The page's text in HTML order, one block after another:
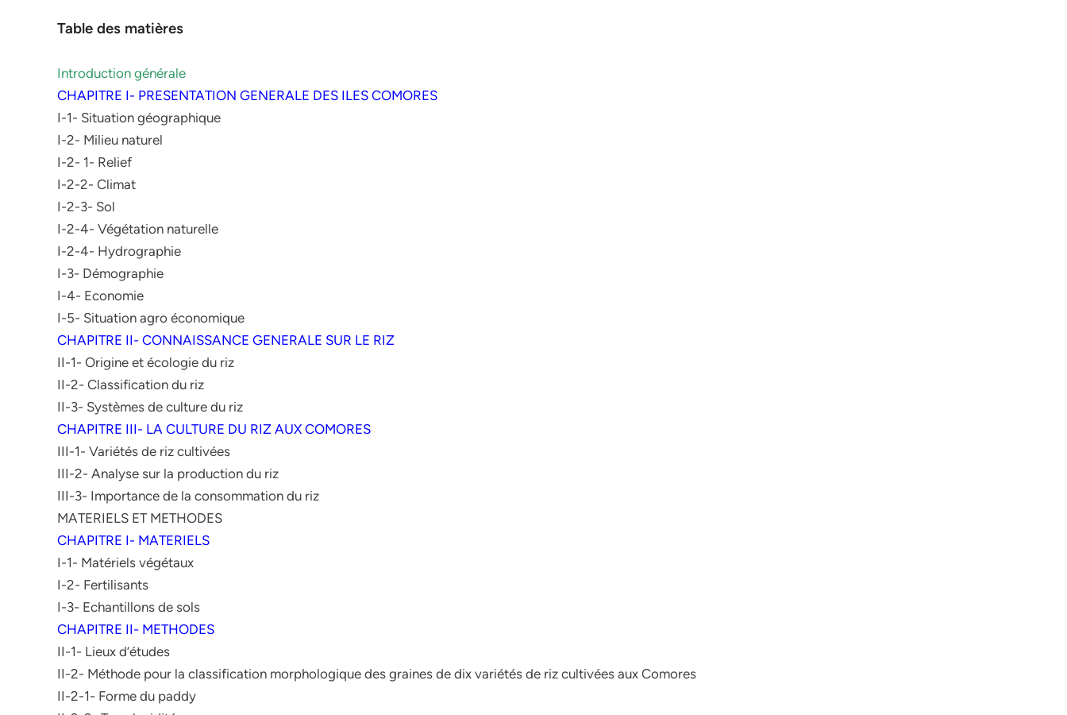
Table des matières
Introduction générale
CHAPITRE I- PRESENTATION GENERALE DES ILES COMORES
I-1- Situation géographique
I-2- Milieu naturel
I-2- 1- Relief
I-2-2- Climat
I-2-3- Sol
I-2-4- Végétation naturelle
I-2-4- Hydrographie
I-3- Démographie
I-4- Economie
I-5- Situation agro économique
CHAPITRE II- CONNAISSANCE GENERALE SUR LE RIZ
II-1- Origine et écologie du riz
II-2- Classification du riz
II-3- Systèmes de culture du riz
CHAPITRE III- LA CULTURE DU RIZ AUX COMORES
III-1- Variétés de riz cultivées
III-2- Analyse sur la production du riz
III-3- Importance de la consommation du riz
MATERIELS ET METHODES
CHAPITRE I- MATERIELS
I-1- Matériels végétaux
I-2- Fertilisants
I-3- Echantillons de sols
CHAPITRE II- METHODES
II-1- Lieux d’études
II-2- Méthode pour la classification morphologique des graines de dix variétés de riz cultivées aux Comores
II-2-1- Forme du paddy